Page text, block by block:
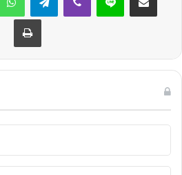
Yazdır